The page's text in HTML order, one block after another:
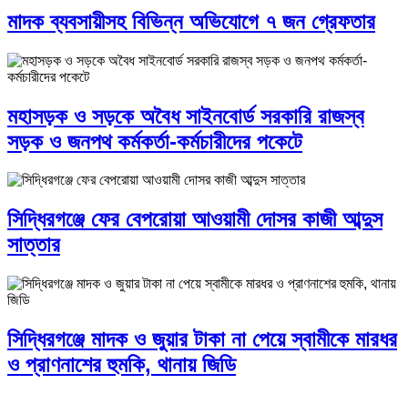
মাদক ব্যবসায়ীসহ বিভিন্ন অভিযোগে ৭ জন গ্রেফতার
মহাসড়ক ও সড়কে অবৈধ সাইনবোর্ড সরকারি রাজস্ব
সড়ক ও জনপথ কর্মকর্তা-কর্মচারীদের পকেটে
সিদ্ধিরগঞ্জে ফের বেপরোয়া আওয়ামী দোসর কাজী আব্দুস
সাত্তার
সিদ্ধিরগঞ্জে মাদক ও জুয়ার টাকা না পেয়ে স্বামীকে মারধর
ও প্রাণনাশের হুমকি, থানায় জিডি